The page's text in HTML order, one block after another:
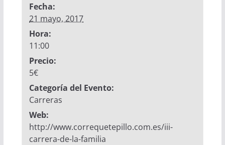
Fecha:
21 mayo, 2017
Hora:
11:00
Precio:
5€
Categoría del Evento:
Carreras
Web:
http://www.correquetepillo.com.es/iii-
carrera-de-la-familia